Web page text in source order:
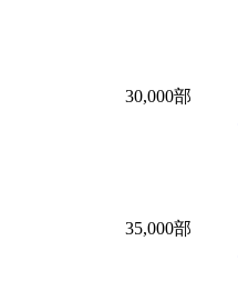
30,000部
35,000部